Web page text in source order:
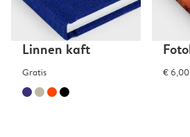
Linnen kaft
Gratis € 6,00